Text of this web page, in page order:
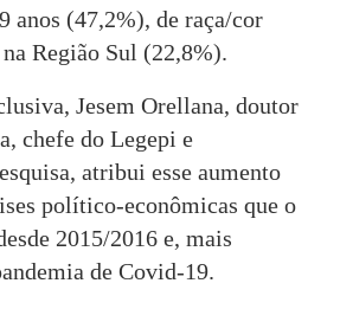
anos (47,2%), de raça/cor
Região Sul (22,8%).
Jesem Orellana, doutor
chefe do Legepi e
atribui esse aumento
político-econômicas que o
2015/2016 e, mais
de Covid-19.